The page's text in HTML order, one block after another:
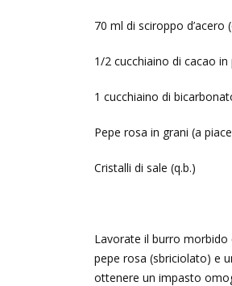
70 ml di sciroppo d’acero
1/2 cucchiaino di cacao in
1 cucchiaino di
Pepe rosa in grani (a
Cristalli di sale (q.b.)
Lavorate il burro morbido
pepe rosa (sbriciolato) e
ottenere un impasto